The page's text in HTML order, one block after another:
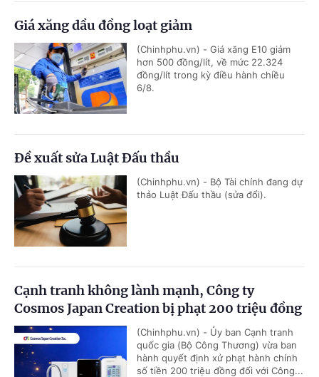
Giá xăng dầu đồng loạt giảm
(Chinhphu.vn) - Giá xăng E10 giảm
hơn 500 đồng/lít, về mức 22.324
đồng/lít trong kỳ điều hành chiều
6/8.
Đề xuất sửa Luật Đấu thầu
(Chinhphu.vn) - Bộ Tài chính đang dự
thảo Luật Đấu thầu (sửa đổi).
Cạnh tranh không lành mạnh, Công ty
Cosmos Japan Creation bị phạt 200 triệu đồng
(Chinhphu.vn) - Ủy ban Cạnh tranh
quốc gia (Bộ Công Thương) vừa ban
hành quyết định xử phạt hành chính
số tiền 200 triệu đồng đối với Công...